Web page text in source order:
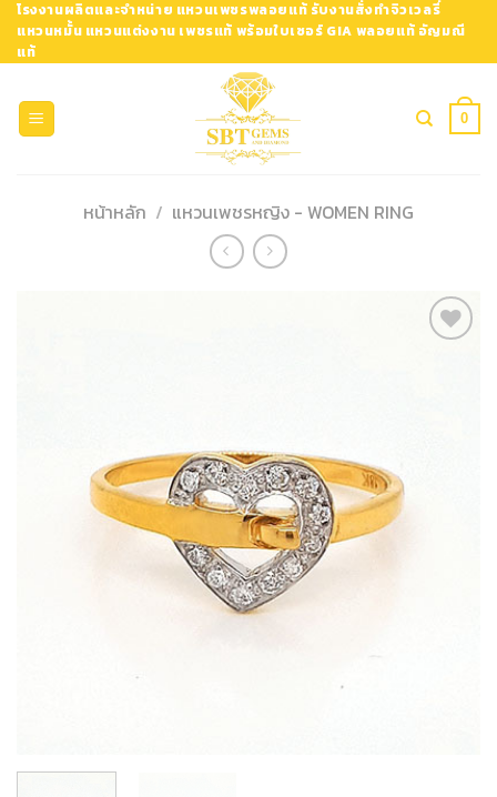
Skip
content
โรงงานผลิตและจำหน่าย แหวนเพชรพลอยแท้ รับงานสั่งทำจิวเวลรี่
แหวนหมั้น แหวนแต่งงาน เพชรแท้ พร้อมใบเซอร์ GIA พลอยแท้ อัญมณี
แท้
0
หน้าหลัก / แหวนเพชรหญิง - WOMEN RING